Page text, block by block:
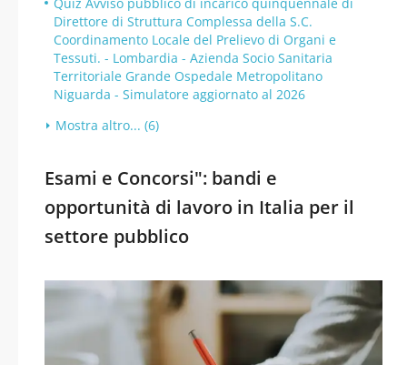
Direttore di Struttura Complessa della S.C.
Coordinamento Locale del Prelievo di Organi e
Tessuti. - Lombardia - Azienda Socio Sanitaria
Territoriale Grande Ospedale Metropolitano
Niguarda - Simulatore aggiornato al 2026
Mostra altro... (6)
Esami e Concorsi": bandi e
opportunità di lavoro in Italia per il
settore pubblico